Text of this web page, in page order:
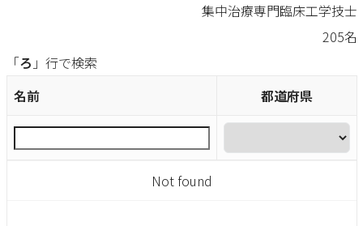
集中治療専門臨床工学技士
205名
「ろ 」行で検索
名前
都道府県
Not found